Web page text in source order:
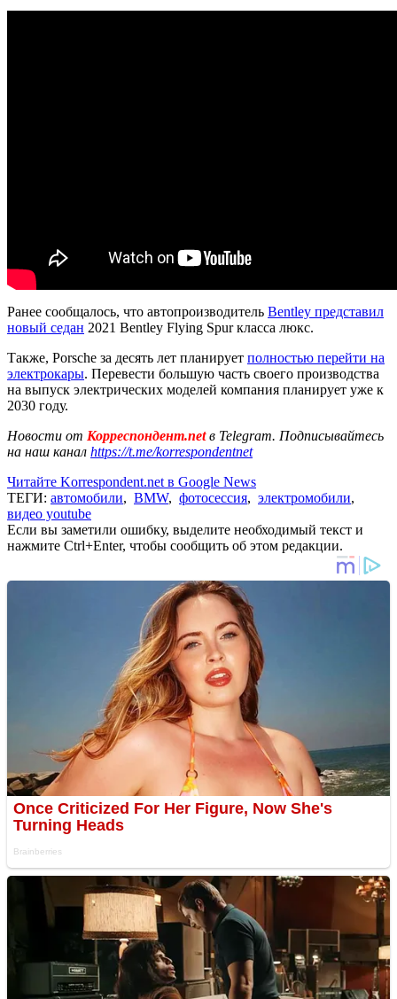
Ранее сообщалось, что автопроизводитель Bentley представил
новый седан 2021 Bentley Flying Spur класса люкс.
Также, Porsche за десять лет планирует полностью перейти на
электрокары. Перевести большую часть своего производства
на выпуск электрических моделей компания планирует уже к
2030 году.
Новости от Корреспондент.netв Telegram. Подписывайтесь
на наш канал https://t.me/korrespondentnet
Читайте Korrespondent.net в Google News
ТЕГИ: автомобили, BMW, фотосессия, электромобили,
видео youtube
Если вы заметили ошибку, выделите необходимый текст и
нажмите Ctrl+Enter, чтобы сообщить об этом редакции.